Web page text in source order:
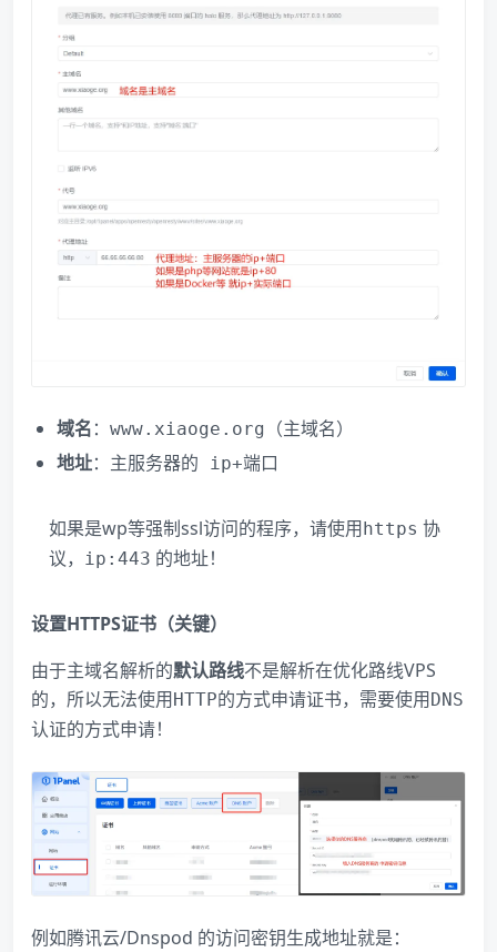
域名：www.xiaoge.org
（主域名）
地址： 主服务器的 ip+端口
如果是wp等强制ssl访问的程序，请使用https 协
议， ip:443 的地址！
设置HTTPS证书（关键）
由于主域名解析的默认路线​不是解析在优化路线VPS
的，所以无法使用HTTP的方式申请证书，需要使用DNS
认证的方式申请！
例如腾讯云/Dnspod 的访问密钥生成地址就是：